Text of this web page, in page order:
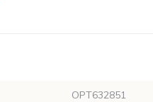
OPT632851